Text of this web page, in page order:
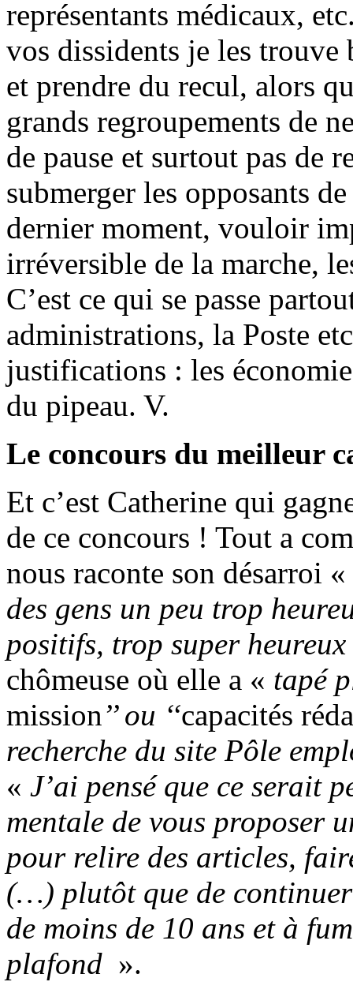
représentants médicaux,
vos dissidents je les trouve
et prendre du recul, alors
grands regroupements de
de pause et surtout pas de
submerger les opposants
dernier moment, vouloir
irréversible de la marche,
C’est ce qui se passe
administrations, la Poste
justifications : les
du pipeau. V.
Le concours du meilleur
Et c’est Catherine qui
de ce concours ! Tout a
nous raconte son désarroi «
des gens un peu trop
positifs, trop super
chômeuse où elle a « tapé
mission’’ ou ‘‘capacités
recherche du site Pôle
« J’ai pensé que ce serait
mentale de vous proposer
pour relire des articles,
(…) plutôt que de
de moins de 10 ans et à
plafond ».